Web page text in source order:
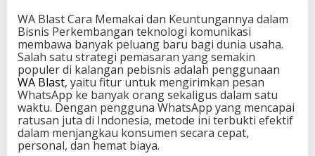
e
u
n
t
u
n
g
a
n
n
y
WA Blast Cara Memakai dan Keuntungannya dalam
Bisnis Perkembangan teknologi komunikasi
membawa banyak peluang baru bagi dunia usaha.
Salah satu strategi pemasaran yang semakin
populer di kalangan pebisnis adalah penggunaan
WA Blast, yaitu fitur untuk mengirimkan pesan
WhatsApp ke banyak orang sekaligus dalam satu
waktu. Dengan pengguna WhatsApp yang mencapai
ratusan juta di Indonesia, metode ini terbukti efektif
dalam menjangkau konsumen secara cepat,
personal, dan hemat biaya.